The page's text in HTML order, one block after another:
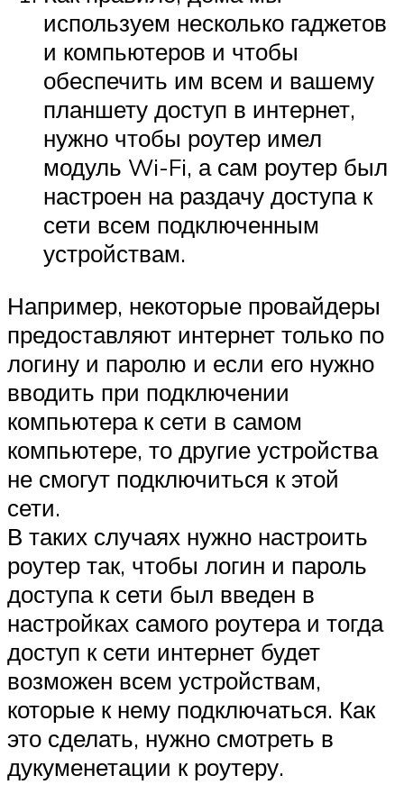
используем несколько гаджетов
и компьютеров и чтобы
обеспечить им всем и вашему
планшету доступ в интернет,
нужно чтобы роутер имел
модуль Wi-Fi, а сам роутер был
настроен на раздачу доступа к
сети всем подключенным
устройствам.
Например, некоторые провайдеры
предоставляют интернет только по
логину и паролю и если его нужно
вводить при подключении
компьютера к сети в самом
компьютере, то другие устройства
не смогут подключиться к этой
сети.
В таких случаях нужно настроить
роутер так, чтобы логин и пароль
доступа к сети был введен в
настройках самого роутера и тогда
доступ к сети интернет будет
возможен всем устройствам,
которые к нему подключаться. Как
это сделать, нужно смотреть в
дукуменетации к роутеру.